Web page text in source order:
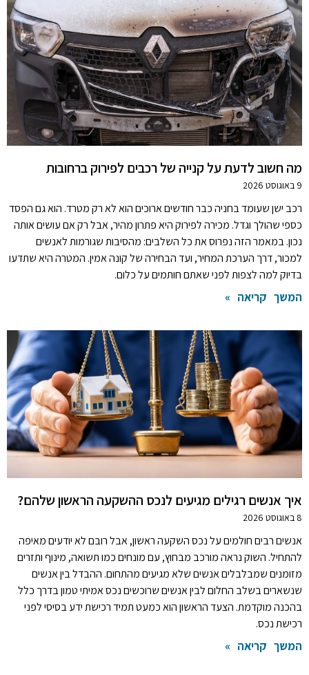
מה חשוב לדעת על קנייה של רכבים לפירוק ברחובות
9 באוגוסט 2026
רכב ישן שעומד בחניה כבר חודשים ארוכים הוא לא רק מטרד. הוא גם הפסד
כספי שהולך וגדל. מכירה לפירוק היא פתרון מהיר, אבל רק אם עושים אותה
נכון. במאמר הזה נפרוס את כל השלבים: מהסיבות שגורמות לאנשים
למכור, דרך הערכת המחיר, ועד הבחירה של קונה אמין. המטרה היא שתדעו
בדיוק למה לצפות לפני שאתם חותמים על כלום.
המשך קריאה »
איך אנשים רגילים מגיעים לנכס ההשקעה הראשון שלהם?
8 באוגוסט 2026
אנשים רבים חולמים על נכס השקעה ראשון, אבל רובם לא יודעים מאיפה
להתחיל. השוק נראה מורכב מבחוץ, עם מונחים כמו תשואה, מינוף ותזרים
מזומנים שמבלבלים אנשים שלא מגיעים מהתחום. ההבדל בין אנשים
שנשארים בשלב החלום לבין אנשים שרוכשים נכס אמיתי טמון בדרך כלל
בהכנה מוקדמת. הצעד הראשון הוא כמעט תמיד רכישת ידע בסיסי לפני
רכישת נכס.
המשך קריאה »